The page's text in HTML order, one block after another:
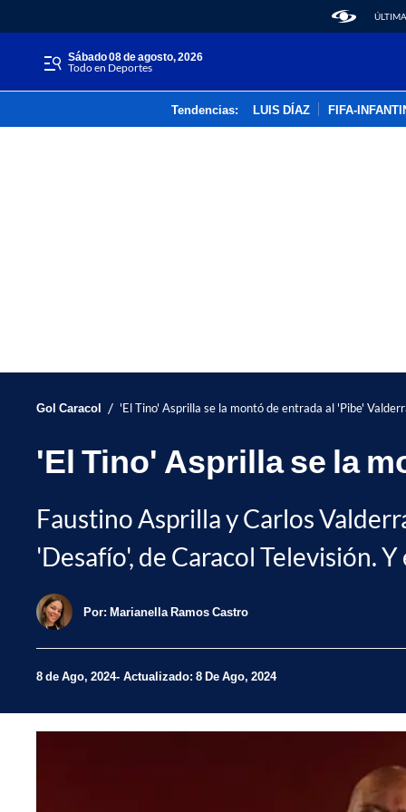
sábado 08 de agosto, 2026
Todo en Deportes
Tendencias: LUIS DÍAZ FIFA-
Gol Caracol / 'El Tino' Asprilla se la montó de entrada al 'Pibe'
'El Tino' Asprilla se la
Faustino Asprilla y Carlos
'Desafío', de Caracol Televisión.
Por: Marianella Ramos Castro
8 de Ago, 2024 Actualizado: 8 De Ago, 2024